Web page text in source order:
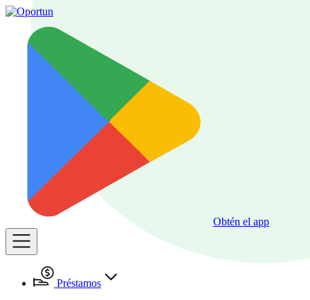
Obtén el app
Préstamos